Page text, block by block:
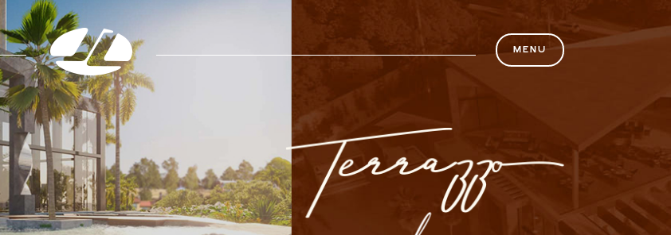
MENU